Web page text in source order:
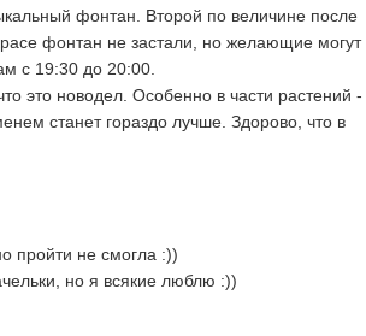
фонтан. Второй по величине после
фонтан не застали, но желающие могут
с 19:30 до 20:00.
это новодел. Особенно в части растений -
станет гораздо лучше. Здорово, что в
пройти не смогла :))
но я всякие люблю :))